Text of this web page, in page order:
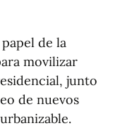
de la
movilizar
junto
de nuevos